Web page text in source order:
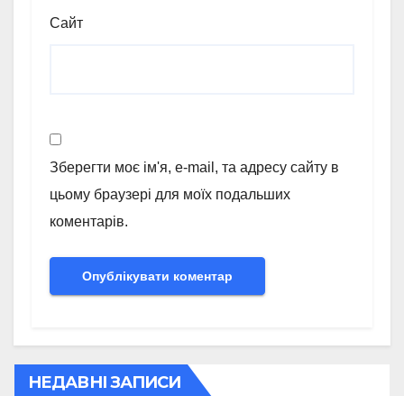
Сайт
Зберегти моє ім'я, e-mail, та адресу сайту в
цьому браузері для моїх подальших
коментарів.
НЕДАВНІ ЗАПИСИ